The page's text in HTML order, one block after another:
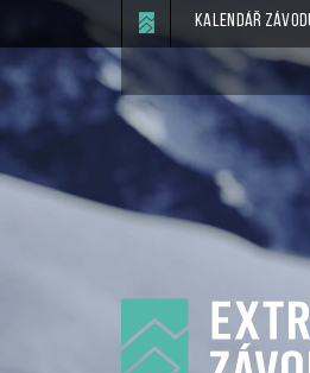
Kalendář